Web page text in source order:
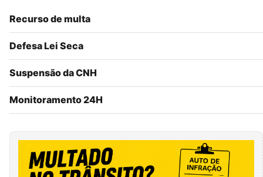
Recurso de multa
Defesa Lei Seca
Suspensão da CNH
Monitoramento 24H